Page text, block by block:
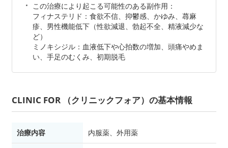
この治療により起こる可能性のある副作用：
フィナステリド：食欲不信、抑鬱感、かゆみ、蕁麻
疹、男性機能低下（性欲減退、勃起不全、精液減少な
ど）
ミノキシジル：血液低下や心拍数の増加、頭痛やめま
い、手足のむくみ、初期脱毛
CLINIC FOR （クリニックフォア）の基本情報
治療内容 内服薬、外用薬